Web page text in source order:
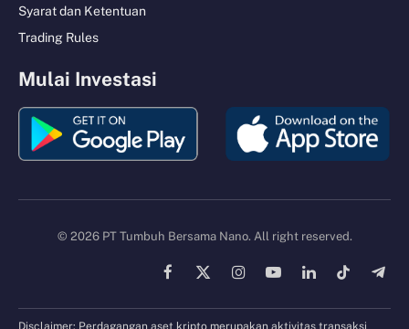
Syarat dan Ketentuan
Trading Rules
Mulai Investasi
© 2026 PT Tumbuh Bersama Nano. All right reserved.
Facebook
X
InstagramYouTubeLinkedInTikTok
Disclaimer: Perdagangan aset kripto merupakan aktivitas transaksi